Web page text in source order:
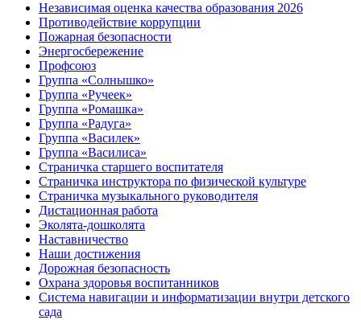
Независимая оценка качества образования 2026
Противодействие коррупции
Пожарная безопасности
Энергосбережение
Профсоюз
Группа «Солнышко»
Группа «Ручеек»
Группа «Ромашка»
Группа «Радуга»
Группа «Василек»
Группа «Василиса»
Страничка старшего воспитателя
Страничка инструктора по физической культуре
Страничка музыкального руководителя
Дистационная работа
Эколята-дошколята
Наставничество
Наши достижения
Дорожная безопасность
Охрана здоровья воспитанников
Система навигации и информатизации внутри детского
сада